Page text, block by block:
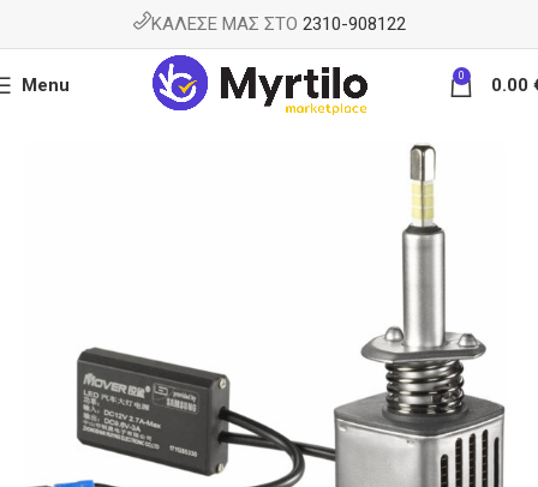
ΚΑΛΕΣΕ ΜΑΣ ΣΤΟ 2310-908122
Menu 0 0.00